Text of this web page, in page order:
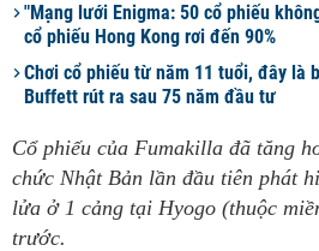
"Mạng lưới Enigma: 50 cổ phiếu
cổ phiếu Hong Kong rơi đến 90%
Chơi cổ phiếu từ năm 11 tuổi, đây là
Buffett rút ra sau 75 năm đầu tư
Cổ phiếu của Fumakilla đã tăng
chức Nhật Bản lần đầu tiên phát
lửa ở 1 cảng tại Hyogo (thuộc
trước.